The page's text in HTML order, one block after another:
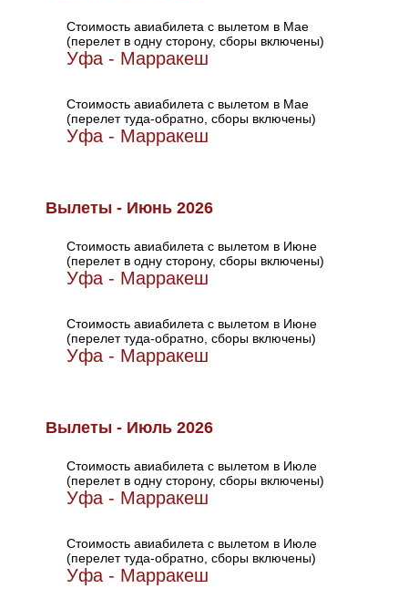
Стоимость авиабилета с вылетом в Мае
(перелет в одну сторону, сборы включены)
Уфа - Марракеш
Стоимость авиабилета с вылетом в Мае
(перелет туда-обратно, сборы включены)
Уфа - Марракеш
Вылеты - Июнь 2026
Стоимость авиабилета с вылетом в Июне
(перелет в одну сторону, сборы включены)
Уфа - Марракеш
Стоимость авиабилета с вылетом в Июне
(перелет туда-обратно, сборы включены)
Уфа - Марракеш
Вылеты - Июль 2026
Стоимость авиабилета с вылетом в Июле
(перелет в одну сторону, сборы включены)
Уфа - Марракеш
Стоимость авиабилета с вылетом в Июле
(перелет туда-обратно, сборы включены)
Уфа - Марракеш